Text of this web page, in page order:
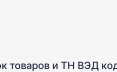
товаров и ТН ВЭД